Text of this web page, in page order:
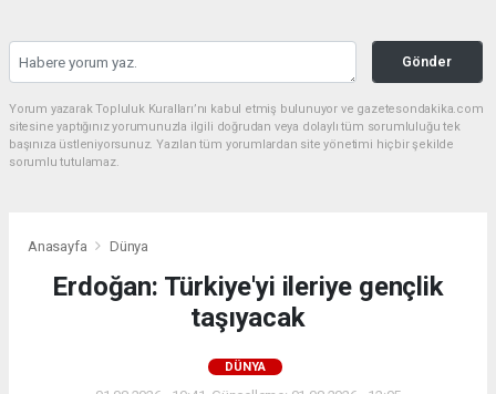
Gönder
Yorum yazarak Topluluk Kuralları’nı kabul etmiş bulunuyor ve gazetesondakika.com
sitesine yaptığınız yorumunuzla ilgili doğrudan veya dolaylı tüm sorumluluğu tek
başınıza üstleniyorsunuz. Yazılan tüm yorumlardan site yönetimi hiçbir şekilde
sorumlu tutulamaz.
Anasayfa Dünya
Erdoğan: Türkiye'yi ileriye gençlik
taşıyacak
DÜNYA